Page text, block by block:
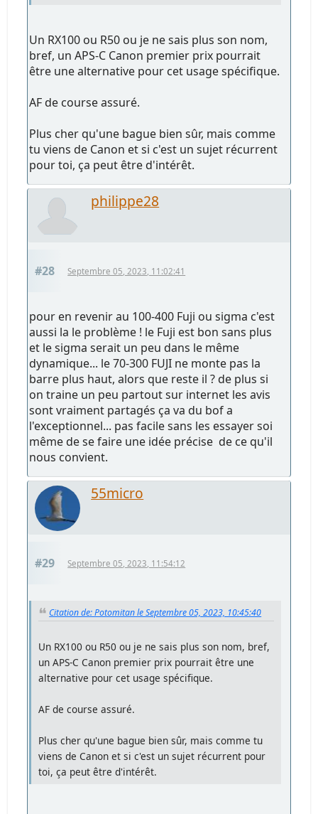
Un RX100 ou R50 ou je ne sais plus son nom,
bref, un APS-C Canon premier prix pourrait
être une alternative pour cet usage spécifique.
AF de course assuré.
Plus cher qu'une bague bien sûr, mais comme
tu viens de Canon et si c'est un sujet récurrent
pour toi, ça peut être d'intérêt.
philippe28
#28 Septembre 05, 2023, 11:02:41
pour en revenir au 100-400 Fuji ou sigma c'est
aussi la le problème ! le Fuji est bon sans plus
et le sigma serait un peu dans le même
dynamique... le 70-300 FUJI ne monte pas la
barre plus haut, alors que reste il ? de plus si
on traine un peu partout sur internet les avis
sont vraiment partagés ça va du bof a
l'exceptionnel... pas facile sans les essayer soi
même de se faire une idée précise de ce qu'il
nous convient.
55micro
#29 Septembre 05, 2023, 11:54:12
Citation de: Potomitan le Septembre 05, 2023, 10:45:40
Un RX100 ou R50 ou je ne sais plus son nom, bref,
un APS-C Canon premier prix pourrait être une
alternative pour cet usage spécifique.
AF de course assuré.
Plus cher qu'une bague bien sûr, mais comme tu
viens de Canon et si c'est un sujet récurrent pour
toi, ça peut être d'intérêt.